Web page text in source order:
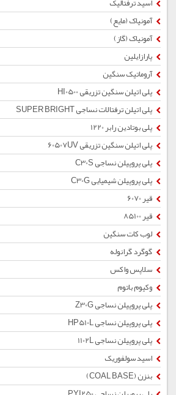
آمونیاک (مایع)
آمونیاک (گاز)
پارازایلین
آروماتیک سنگین
پلی اتیلن سنگین تزریقی HI0500
پلی اتیلن ترفتالات نساجی SUPER BRIGHT
پلی بوتادین رابر 1220
پلی اتیلن سنگین تزریقی 60507UV
پلی پروپیلن نساجی C30S
پلی پروپیلن شیمیایی C30G
قیر 6070
قیر 85100
لوب کات سنگین
گوگرد گرانوله
سلاپس واکس
وکیوم باتوم
پلی پروپیلن نساجی Z30G
پلی پروپیلن نساجی HP510L
پلی پروپیلن نساجی 1102L
اسید سولفوریک
بنزن (COAL BASE)